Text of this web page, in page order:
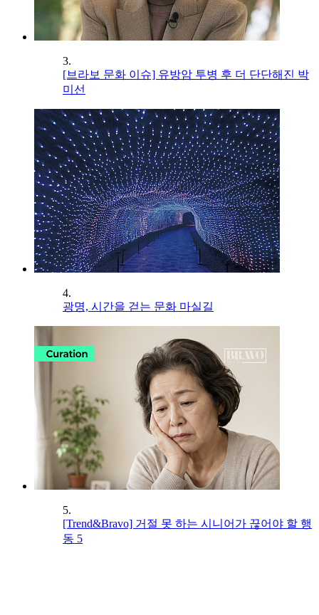
3.
[브라보 문화 이슈] 유방암 투병 후 더 단단해진 박
미선
4.
광명, 시간을 걷는 문화 마실길
5.
[Trend&Bravo] 거절 못 하는 시니어가 끊어야 할 행
동 5